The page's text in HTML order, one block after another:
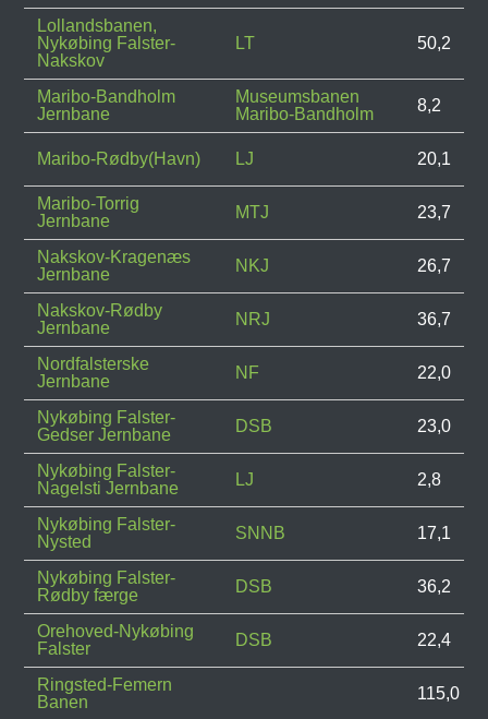
Lollandsbanen,
Nykøbing Falster-
Nakskov
LT 50,2
Maribo-Bandholm
Jernbane
Museumsbanen
Maribo-Bandholm
8,2
Maribo-Rødby(Havn) LJ 20,1
Maribo-Torrig
Jernbane
MTJ 23,7
Nakskov-Kragenæs
Jernbane
NKJ 26,7
Nakskov-Rødby
Jernbane
NRJ 36,7
Nordfalsterske
Jernbane
NF 22,0
Nykøbing Falster-
Gedser Jernbane
DSB 23,0
Nykøbing Falster-
Nagelsti Jernbane
LJ 2,8
Nykøbing Falster-
Nysted
SNNB 17,1
Nykøbing Falster-
Rødby færge
DSB 36,2
Orehoved-Nykøbing
Falster
DSB 22,4
Ringsted-Femern
Banen
115,0